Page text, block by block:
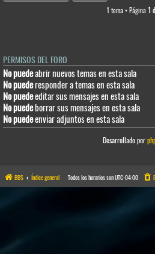
1 tema • Página 1
PERMISOS DEL FORO
No puedeabrir nuevos temas en esta sala
No puederesponder a temas en esta sala
No puedeeditar sus mensajes en esta sala
No puedeborrar sus mensajes en esta sala
No puedeenviar adjuntos en esta sala
Desarrollado por
BBS Índice general Todos los horarios sonUTC-04:00